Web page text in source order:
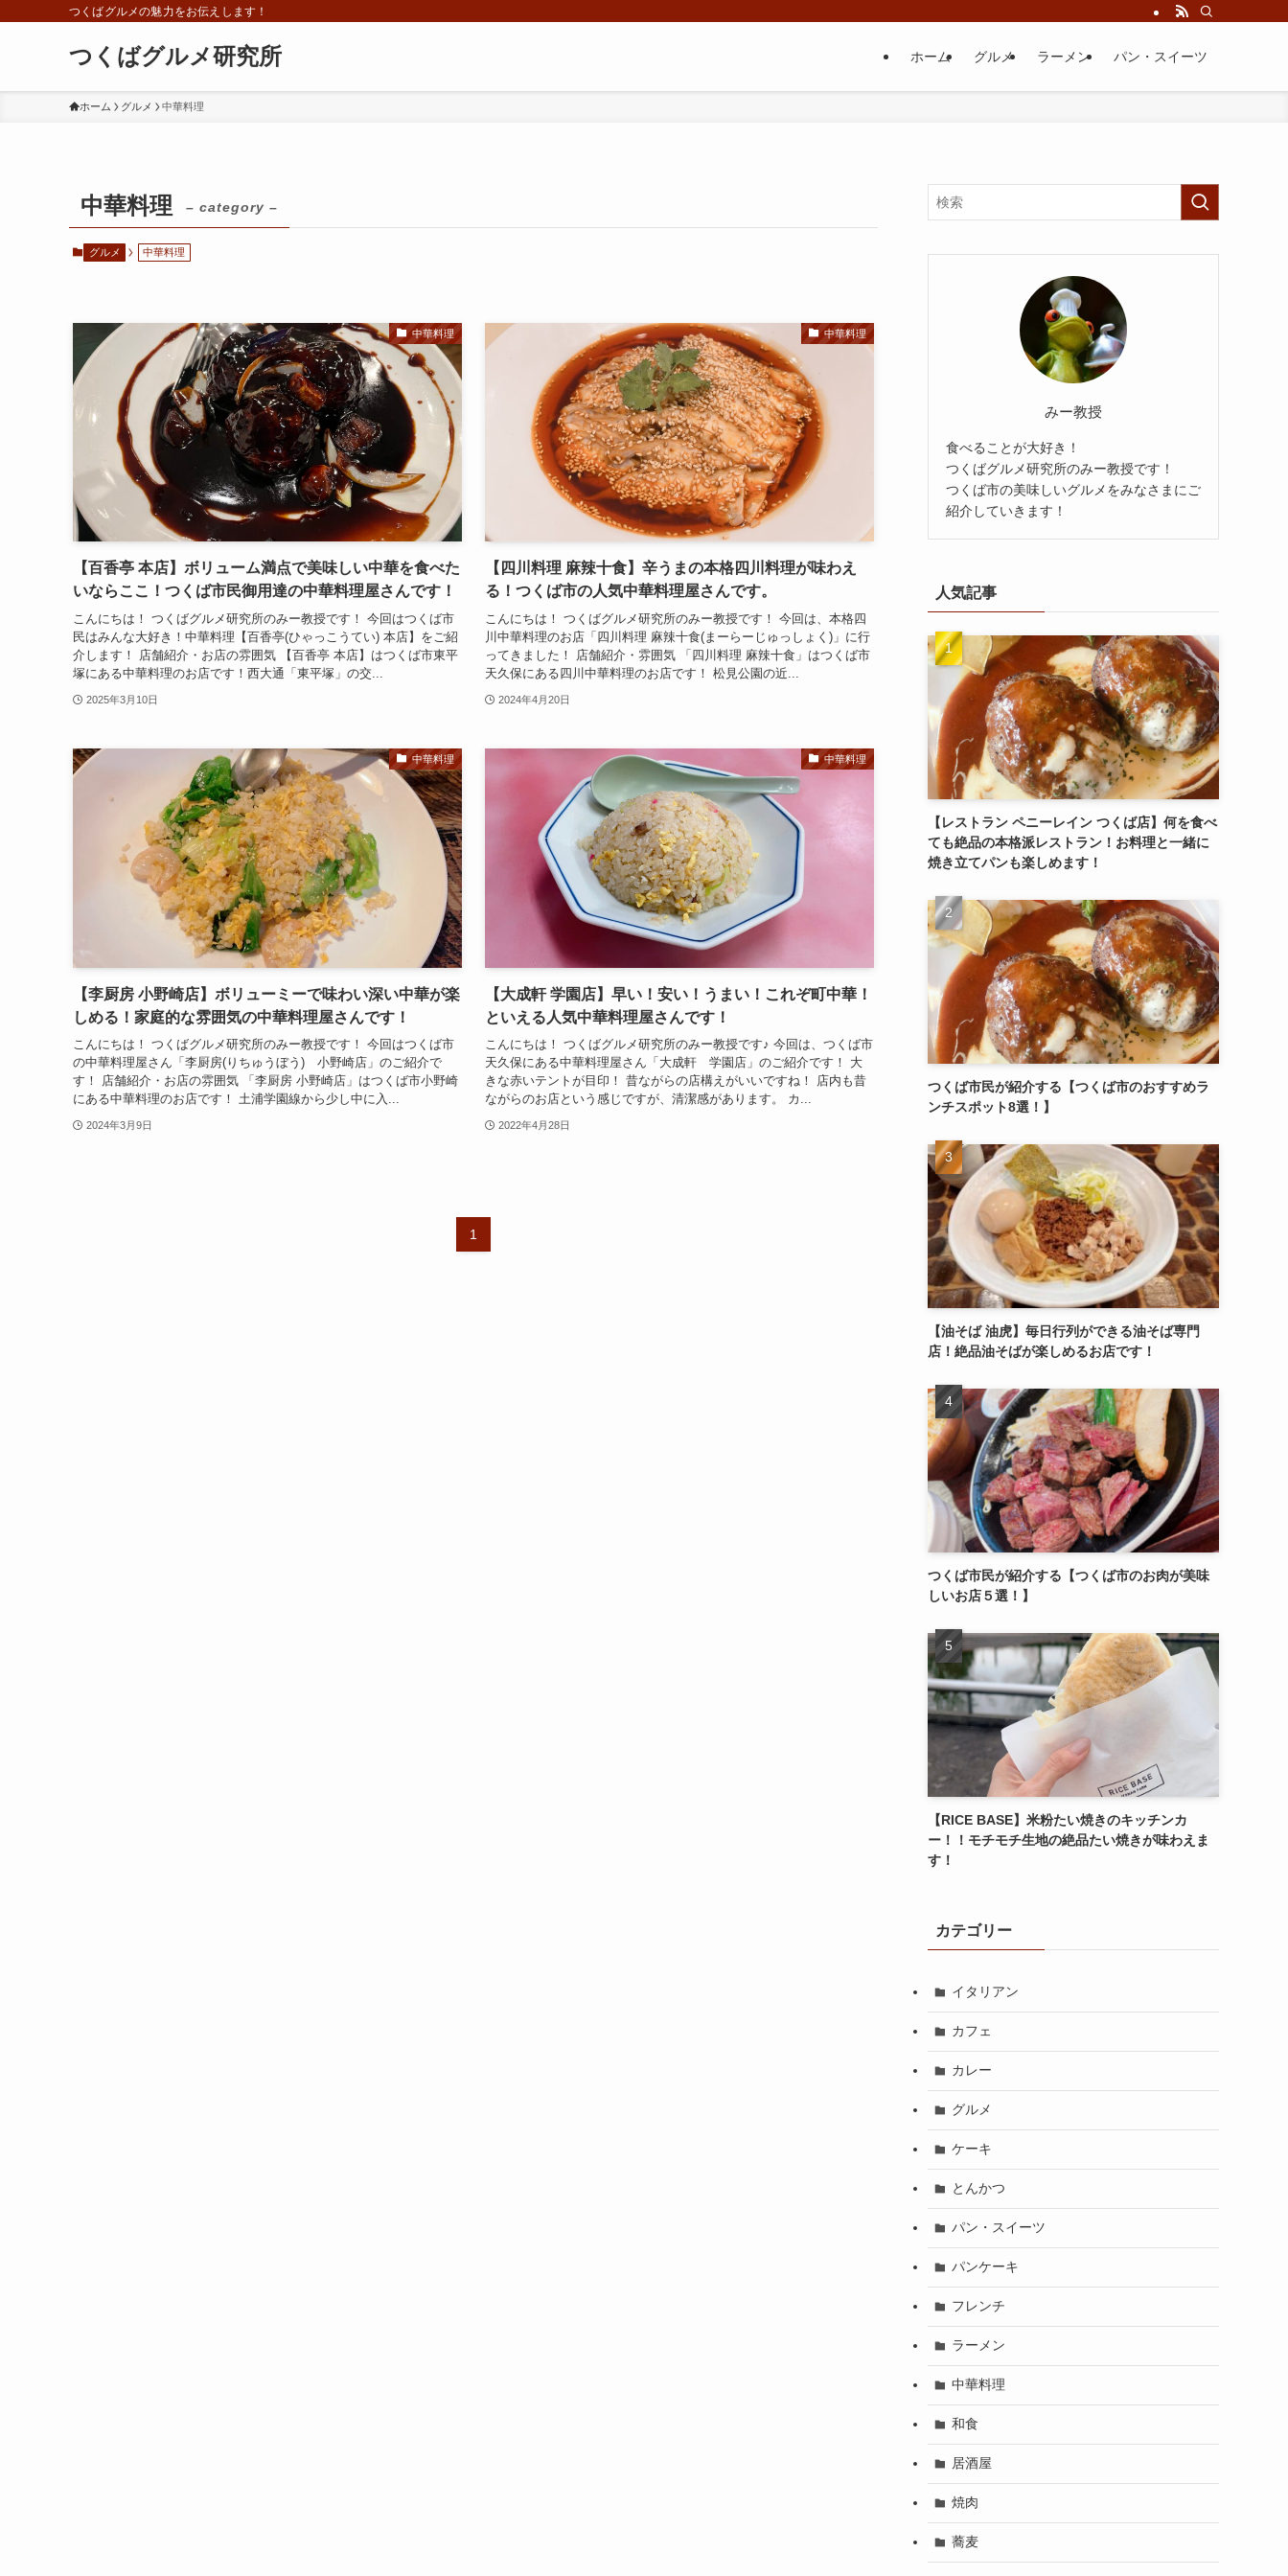
つくばグルメの魅力をお伝えします！
つくばグルメ研究所 ホーム グルメ ラーメン パン・スイーツ
ホーム グルメ 中華料理
中華料理 – category –
グルメ 中華料理
中華料理
【百香亭 本店】ボリューム満点で美味しい中華を食べた
いならここ！つくば市民御用達の中華料理屋さんです！
こんにちは！ つくばグルメ研究所のみー教授です！ 今回はつくば市
民はみんな大好き！中華料理【百香亭(ひゃっこうてい) 本店】をご紹
介します！ 店舗紹介・お店の雰囲気 【百香亭 本店】はつくば市東平
塚にある中華料理のお店です！西大通「東平塚」の交...
2025年3月10日
中華料理
【四川料理 麻辣十食】辛うまの本格四川料理が味わえ
る！つくば市の人気中華料理屋さんです。
こんにちは！ つくばグルメ研究所のみー教授です！ 今回は、本格四
川中華料理のお店「四川料理 麻辣十食(まーらーじゅっしょく)」に行
ってきました！ 店舗紹介・雰囲気 「四川料理 麻辣十食」はつくば市
天久保にある四川中華料理のお店です！ 松見公園の近...
2024年4月20日
中華料理
【李厨房 小野崎店】ボリューミーで味わい深い中華が楽
しめる！家庭的な雰囲気の中華料理屋さんです！
こんにちは！ つくばグルメ研究所のみー教授です！ 今回はつくば市
の中華料理屋さん「李厨房(りちゅうぼう) 小野崎店」のご紹介で
す！ 店舗紹介・お店の雰囲気 「李厨房 小野崎店」はつくば市小野崎
にある中華料理のお店です！ 土浦学園線から少し中に入...
2024年3月9日
中華料理
【大成軒 学園店】早い！安い！うまい！これぞ町中華！
といえる人気中華料理屋さんです！
こんにちは！ つくばグルメ研究所のみー教授です♪ 今回は、つくば市
天久保にある中華料理屋さん「大成軒 学園店」のご紹介です！ 大
きな赤いテントが目印！ 昔ながらの店構えがいいですね！ 店内も昔
ながらのお店という感じですが、清潔感があります。 カ...
2022年4月28日
1
みー教授
食べることが大好き！
つくばグルメ研究所のみー教授です！
つくば市の美味しいグルメをみなさまにご
紹介していきます！
人気記事
【レストラン ペニーレイン つくば店】何を食べ
ても絶品の本格派レストラン！お料理と一緒に
焼き立てパンも楽しめます！
つくば市民が紹介する【つくば市のおすすめラ
ンチスポット8選！】
【油そば 油虎】毎日行列ができる油そば専門
店！絶品油そばが楽しめるお店です！
つくば市民が紹介する【つくば市のお肉が美味
しいお店５選！】
【RICE BASE】米粉たい焼きのキッチンカ
ー！！モチモチ生地の絶品たい焼きが味わえま
す！
カテゴリー
イタリアン
カフェ
カレー
グルメ
ケーキ
とんかつ
パン・スイーツ
パンケーキ
フレンチ
ラーメン
中華料理
和食
居酒屋
焼肉
蕎麦